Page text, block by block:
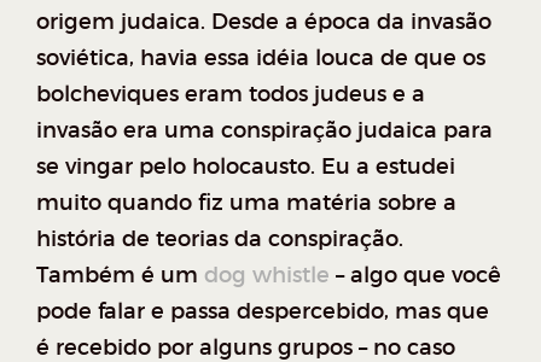
origem judaica. Desde a época da invasão
soviética, havia essa idéia louca de que os
bolcheviques eram todos judeus e a
invasão era uma conspiração judaica para
se vingar pelo holocausto. Eu a estudei
muito quando fiz uma matéria sobre a
história de teorias da conspiração.
Também é um dog whistle – algo que você
pode falar e passa despercebido, mas que
é recebido por alguns grupos – no caso